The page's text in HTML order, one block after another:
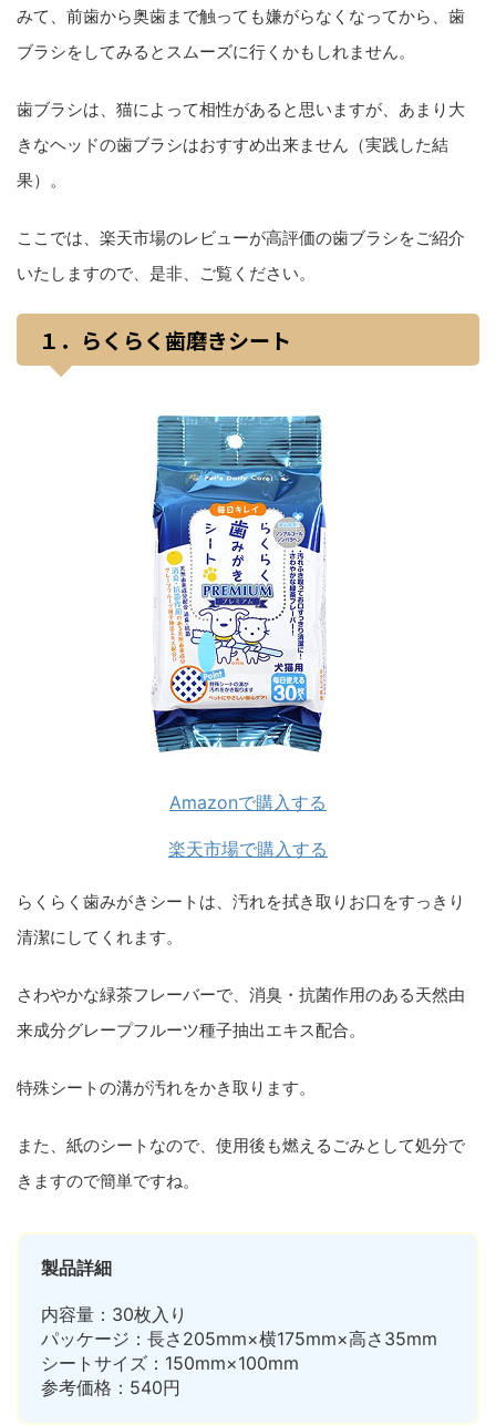
みて、前歯から奥歯まで触っても嫌がらなくなってから、歯
ブラシをしてみるとスムーズに行くかもしれません。
歯ブラシは、猫によって相性があると思いますが、あまり大
きなヘッドの歯ブラシはおすすめ出来ません（実践した結
果）。
ここでは、楽天市場のレビューが高評価の歯ブラシをご紹介
いたしますので、是非、ご覧ください。
１．らくらく歯磨きシート
Amazonで購入する
楽天市場で購入する
らくらく歯みがきシートは、汚れを拭き取りお口をすっきり
清潔にしてくれます。
さわやかな緑茶フレーバーで、消臭・抗菌作用のある天然由
来成分グレープフルーツ種子抽出エキス配合。
特殊シートの溝が汚れをかき取ります。
また、紙のシートなので、使用後も燃えるごみとして処分で
きますので簡単ですね。
製品詳細
内容量：30枚入り
パッケージ：長さ205mm×横175mm×高さ35mm
シートサイズ：150mm×100mm
参考価格：540円